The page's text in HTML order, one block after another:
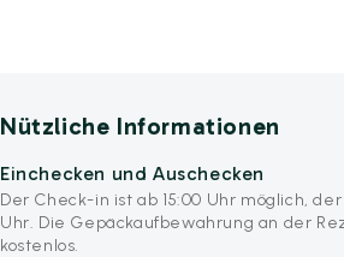
Nützliche Informationen
Einchecken und Auschecken
Der Check-in ist ab 15:00 Uhr möglich,
Uhr. Die Gepäckaufbewahrung an der
kostenlos.